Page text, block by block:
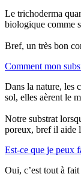
Le trichoderma
biologique comme
Bref, un très bon
Comment mon
Dans la nature, les
sol, elles aèrent le
Notre substrat
poreux, bref il aide
Est-ce que je peux
Oui, c’est tout à